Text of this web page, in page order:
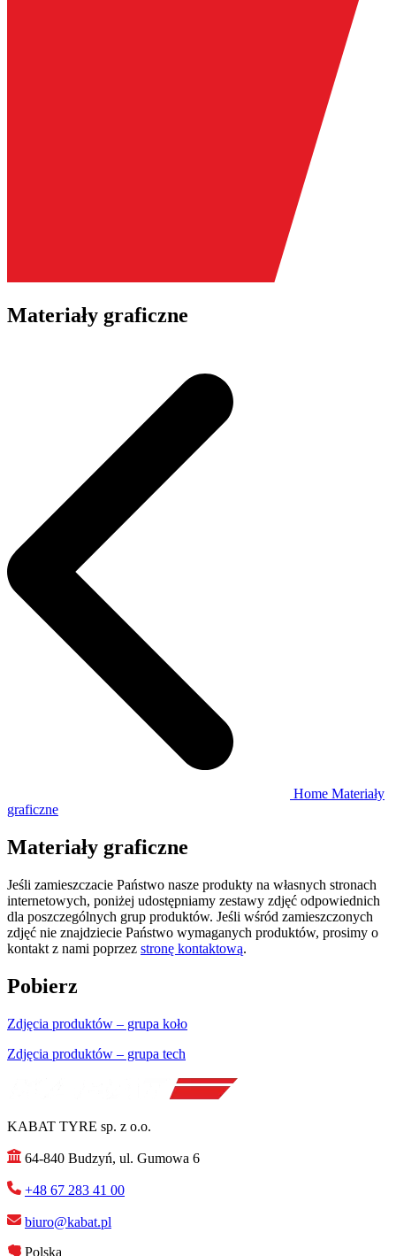
Materiały graficzne
Home Materiały
graficzne
Materiały graficzne
Jeśli zamieszczacie Państwo nasze produkty na własnych stronach
internetowych, poniżej udostępniamy zestawy zdjęć odpowiednich
dla poszczególnych grup produktów. Jeśli wśród zamieszczonych
zdjęć nie znajdziecie Państwo wymaganych produktów, prosimy o
kontakt z nami poprzez stronę kontaktową.
Pobierz
Zdjęcia produktów – grupa koło
Zdjęcia produktów – grupa tech
KABAT TYRE sp. z o.o.
64-840 Budzyń, ul. Gumowa 6
+48 67 283 41 00
biuro@kabat.pl
Polska